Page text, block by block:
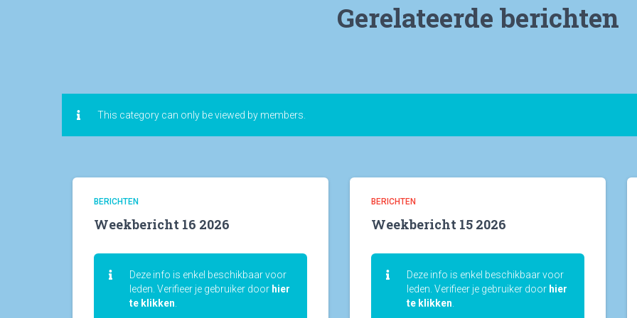
Gerelateerde berichten
This category can only be viewed by members.
BERICHTEN
Weekbericht 16 2026
Deze info is enkel beschikbaar voor
leden. Verifieer je gebruiker door hier
te klikken
BERICHTEN
Weekbericht 15 2026
Deze info is enkel beschikbaar voor
leden. Verifieer je gebruiker door hier
te klikken